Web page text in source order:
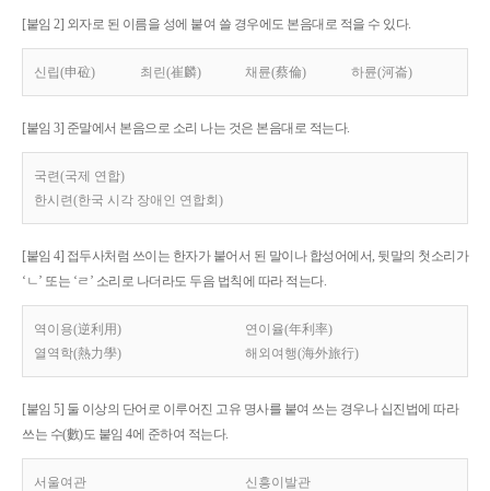
[붙임 2] 외자로 된 이름을 성에 붙여 쓸 경우에도 본음대로 적을 수 있다.
신립(申砬) 최린(崔麟) 채륜(蔡倫) 하륜(河崙)
[붙임 3] 준말에서 본음으로 소리 나는 것은 본음대로 적는다.
국련(국제 연합)
한시련(한국 시각 장애인 연합회)
[붙임 4] 접두사처럼 쓰이는 한자가 붙어서 된 말이나 합성어에서, 뒷말의 첫소리가
‘ㄴ’ 또는 ‘ㄹ’ 소리로 나더라도 두음 법칙에 따라 적는다.
역이용(逆利用)
연이율(年利率)
열역학(熱力學)
해외여행(海外旅行)
[붙임 5] 둘 이상의 단어로 이루어진 고유 명사를 붙여 쓰는 경우나 십진법에 따라
쓰는 수(數)도 붙임 4에 준하여 적는다.
서울여관 신흥이발관